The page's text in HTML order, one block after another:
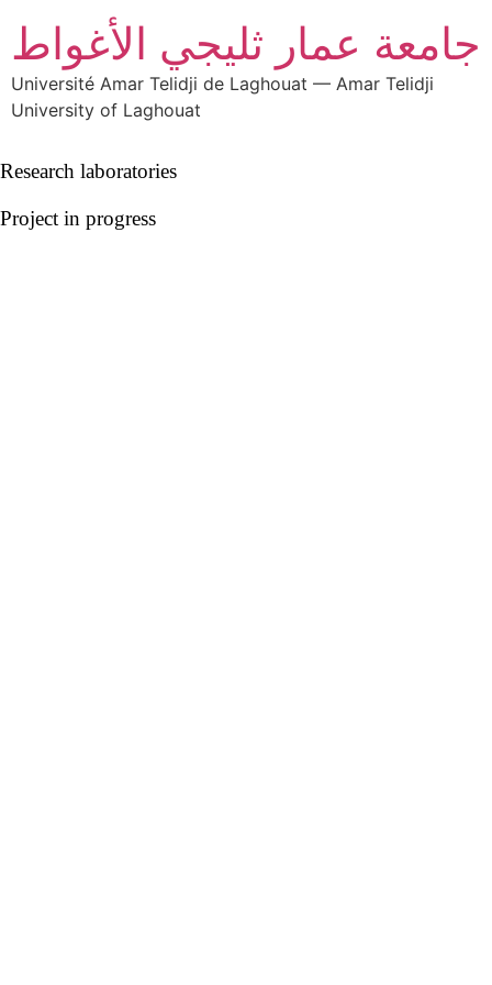
جامعة عمار ثليجي الأغواط
Université Amar Telidji de Laghouat — Amar Telidji
University of Laghouat
Research laboratories
Project in progress